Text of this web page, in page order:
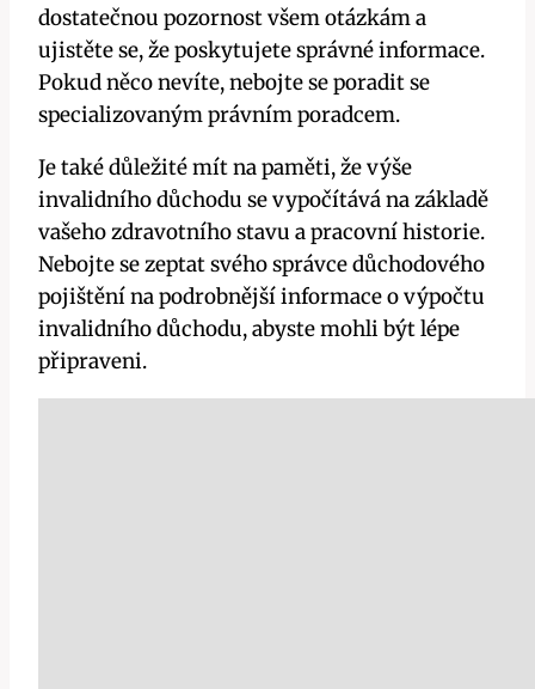
dostatečnou pozornost všem otázkám a
ujistěte se, že poskytujete správné informace.
Pokud něco nevíte, nebojte se poradit se
specializovaným právním poradcem.
Je také důležité mít na paměti, že výše
invalidního důchodu se vypočítává na základě
vašeho zdravotního stavu a pracovní historie.
Nebojte se zeptat svého správce důchodového
pojištění na podrobnější informace o výpočtu
invalidního důchodu, abyste mohli být lépe
připraveni.